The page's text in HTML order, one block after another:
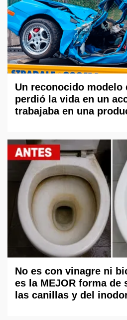
Un reconocido modelo
perdió la vida en un
trabajaba en una
No es con vinagre ni
es la MEJOR forma de
las canillas y del